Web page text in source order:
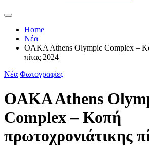
Home
Νέα
OAKA Athens Olympic Complex –
πίτας 2024
Νέα Φωτογραφίες
OAKA Athens
Complex – Κοπή
πρωτοχρονιάτικης